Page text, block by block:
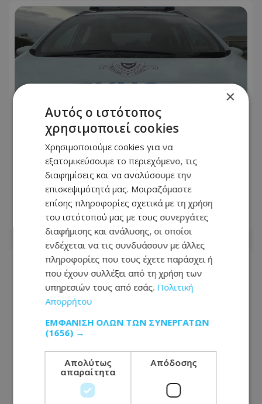
Τον σταμάτησαν για έλεγχο στην Αγία
Νάπα – Βρήκαν €25.555 και 30 πακέτα
καπνού
10.08.2026 - 08:26
×
Αυτός ο ιστότοπος
χρησιμοποιεί cookies
Χρησιμοποιούμε cookies για να
εξατομικεύσουμε το περιεχόμενο, τις
διαφημίσεις και να αναλύσουμε την
επισκεψιμότητά μας. Μοιραζόμαστε
επίσης πληροφορίες σχετικά με τη χρήση
του ιστότοπού μας με τους συνεργάτες
διαφήμισης και ανάλυσης, οι οποίοι
ενδέχεται να τις συνδυάσουν με άλλες
πληροφορίες που τους έχετε παράσχει ή
που έχουν συλλέξει από τη χρήση των
υπηρεσιών τους από εσάς. Πολιτική
Απορρήτου
ΕΜΦΆΝΙΣΗ ΌΛΩΝ ΤΩΝ ΣΥΝΕΡΓΑΤΏΝ
(1656) →
Απολύτως
απαραίτητα
Απόδοσης